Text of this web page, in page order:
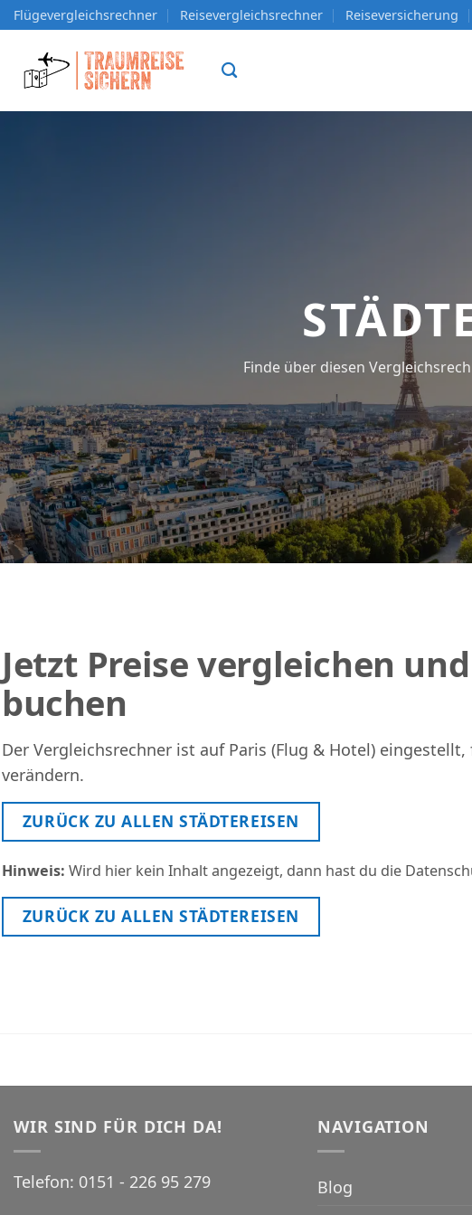
Zum
springen
Flügevergleichsrechner Reisevergleichsrechner Reiseversicherung
Finde über diesen
Jetzt Preise vergleichen
buchen
Der Vergleichsrechner ist auf Paris (Flug & Hotel)
verändern.
ZURÜCK ZU ALLEN STÄDTEREISEN
Hinweis: Wird hier kein Inhalt angezeigt, dann hast du die
ZURÜCK ZU ALLEN STÄDTEREISEN
WIR SIND FÜR DICH DA!
Telefon: 0151 - 226 95 279
NAVIGATION
Blog